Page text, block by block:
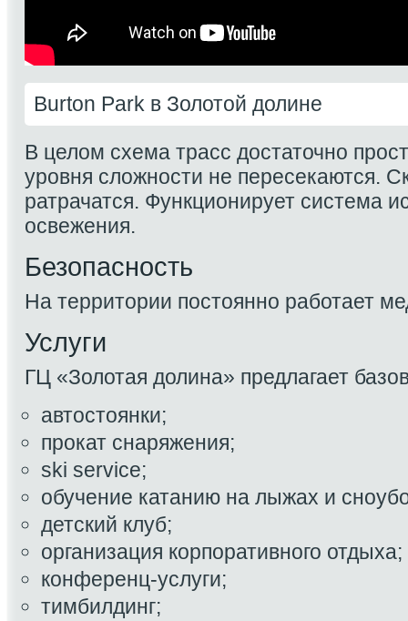
Burton Park в Золотой долине
В целом схема трасс достаточно
уровня сложности не пересекаются.
ратрачатся. Функционирует система
освежения.
Безопасность
На территории постоянно работает
Услуги
ГЦ «Золотая долина» предлагает
автостоянки;
прокат снаряжения;
ski service;
обучение катанию на лыжах и
детский клуб;
организация корпоративного отдыха;
конференц-услуги;
тимбилдинг;